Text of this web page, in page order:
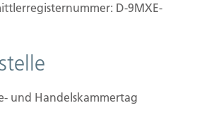
Steigende
D-9MXE-
und Handelskammertag